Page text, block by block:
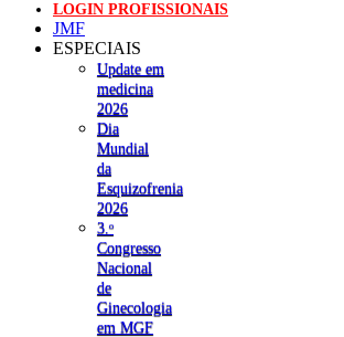
LOGIN PROFISSIONAIS
JMF
ESPECIAIS
Update em
medicina
2026
Dia
Mundial
da
Esquizofrenia
2026
3.ᵒ
Congresso
Nacional
de
Ginecologia
em MGF